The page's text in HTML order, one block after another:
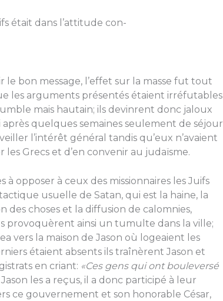
était dans l’attitude con-
bon message, l’effet sur la masse fut tout
les argu­ments présentés étaient irréfutables
mais hautain; ils devinrent donc jaloux
quelques semaines seulement de séjour
l’intérêt gé­néral tandis qu’eux n’avaient
les Grecs et d’en convenir au judaïsme.
à opposer à ceux des mis­sionnaires les Juifs
usuelle de Satan, qui est la haine, la
des choses et la diffusion de calomnies,
provoquèrent ainsi un tumulte dans la ville;
vers la maison de Jason où logeaient les
étaient absents ils traînèrent Jason et
en criant: «Ces gens qui ont bouleversé
Jason les a reçus, il a donc participé à leur
ce gou­vernement et son honorable César,